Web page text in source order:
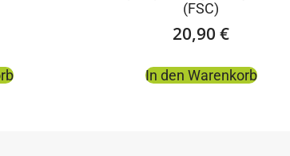
(FSC)
20,90 €
In den Warenkorb